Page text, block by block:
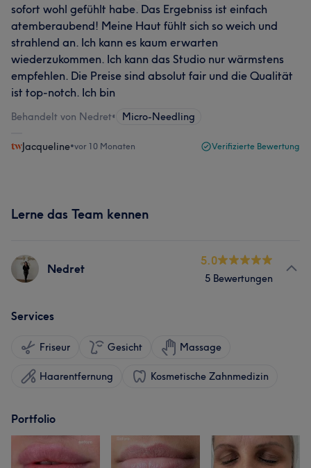
sofort wohl gefühlt habe. Das Ergebniss ist einfach
atemberaubend! Meine Haut fühlt sich so weich und
strahlend an. Ich kann es kaum erwarten
wiederzukommen. Ich kann das Studio nur wärmstens
empfehlen. Die Preise sind absolut fair und die Qualität
ist top-notch. Ich bin
Behandelt von Nedret• Micro-Needling
Jacqueline•vor 10 Monaten Verifizierte Bewertung
Lerne das Team kennen
Nedret
5.0
5 Bewertungen
Services
Friseur Gesicht Massage
Haarentfernung Kosmetische Zahnmedizin
Portfolio